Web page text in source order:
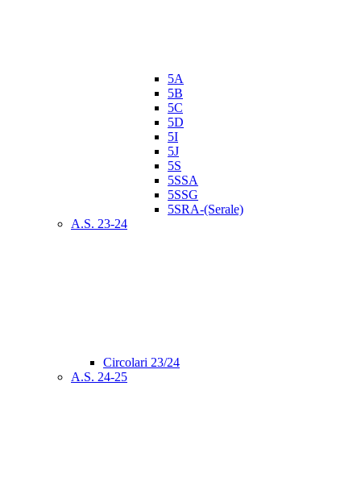
5A
5B
5C
5D
5I
5J
5S
5SSA
5SSG
5SRA-(Serale)
A.S. 23-24
Circolari 23/24
A.S. 24-25